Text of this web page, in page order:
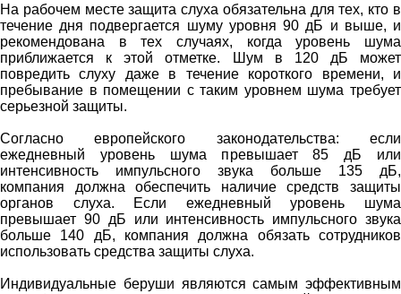
На рабочем месте защита слуха обязательна для тех, кто в
течение дня подвергается шуму уровня 90 дБ и выше, и
рекомендована в тех случаях, когда уровень шума
приближается к этой отметке. Шум в 120 дБ может
повредить слуху даже в течение короткого времени, и
пребывание в помещении с таким уровнем шума требует
серьезной защиты.
Согласно европейского законодательства: если
ежедневный уровень шума превышает 85 дБ или
интенсивность импульсного звука больше 135 дБ,
компания должна обеспечить наличие средств защиты
органов слуха. Если ежедневный уровень шума
превышает 90 дБ или интенсивность импульсного звука
больше 140 дБ, компания должна обязать сотрудников
использовать средства защиты слуха.
Индивидуальные беруши являются самым эффективным